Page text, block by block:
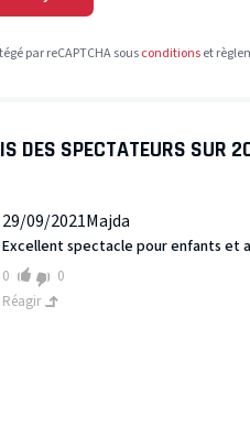
par reCAPTCHA sousconditionset
DES SPECTATEURS SUR
29/09/2021Majda
Excellent spectacle pour enfants et
0
0
Réagir